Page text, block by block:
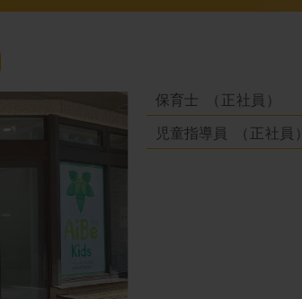
保育士 （正社員）
児童指導員 （正社員）